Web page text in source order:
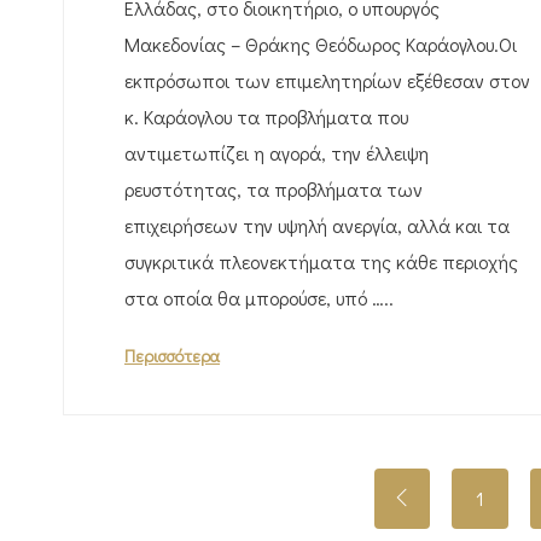
Ελλάδας, στο διοικητήριο, ο υπουργός
Μακεδονίας – Θράκης Θεόδωρος Καράογλου.Οι
εκπρόσωποι των επιμελητηρίων εξέθεσαν στον
κ. Καράογλου τα προβλήματα που
αντιμετωπίζει η αγορά, την έλλειψη
ρευστότητας, τα προβλήματα των
επιχειρήσεων την υψηλή ανεργία, αλλά και τα
συγκριτικά πλεονεκτήματα της κάθε περιοχής
στα οποία θα μπορούσε, υπό …..
Περισσότερα
1